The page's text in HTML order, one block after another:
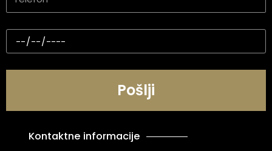
Željen
datum
obiska
Pošlji
Kontaktne informacije